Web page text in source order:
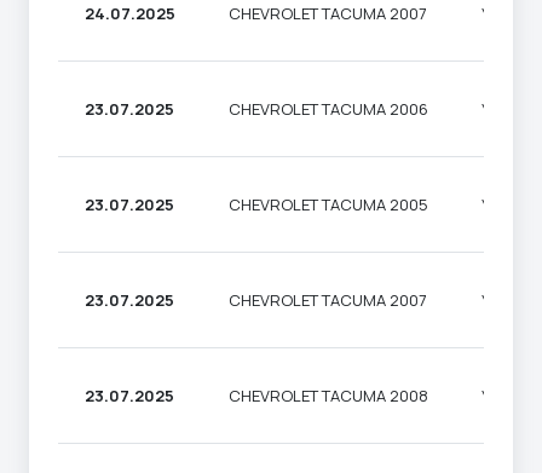
24.07.2025 CHEVROLET TACUMA 2007
23.07.2025 CHEVROLET TACUMA 2006
23.07.2025 CHEVROLET TACUMA 2005
23.07.2025 CHEVROLET TACUMA 2007
23.07.2025 CHEVROLET TACUMA 2008